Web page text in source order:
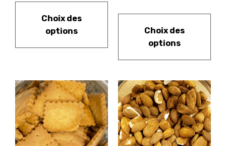
Choix des
options
Choix des
options